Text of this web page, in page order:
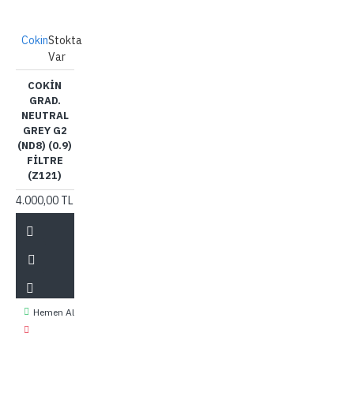
CokinStokta
Var
COKIN
GRAD.
NEUTRAL
GREY G2
(ND8) (0.9)
FILTRE
(Z121)
4.000,00 TL
Hemen Al